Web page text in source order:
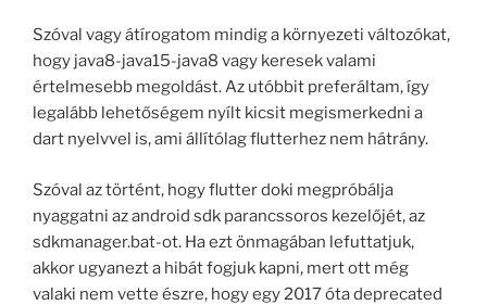
Szóval vagy átírogatom mindig a környezeti változókat,
hogy java8-java15-java8 vagy keresek valami
értelmesebb megoldást. Az utóbbit preferáltam, így
legalább lehetőségem nyílt kicsit megismerkedni a
dart nyelvvel is, ami állítólag flutterhez nem hátrány.
Szóval az történt, hogy flutter doki megpróbálja
nyaggatni az android sdk parancssoros kezelőjét, az
sdkmanager.bat-ot. Ha ezt önmagában lefuttatjuk,
akkor ugyanezt a hibát fogjuk kapni, mert ott még
valaki nem vette észre, hogy egy 2017 óta deprecated